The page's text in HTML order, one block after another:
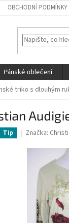
OBCHODNÍ PODMÍNKY
Pánské oblečení
triko s dlouhým
Tip Značka: